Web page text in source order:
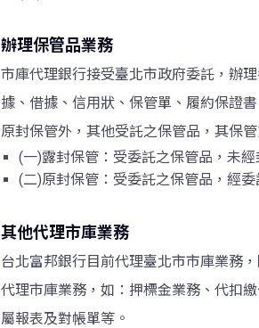
辦理保管品業務
市庫代理銀行接受臺北市政府委託，辦
據、借據、信用狀、保管單、履約保證
原封保管外，其他受託之保管品，其保
(一)露封保管：受委託之保管品，未經
(二)原封保管：受委託之保管品，經
其他代理市庫業務
台北富邦銀行目前代理臺北市市庫業務
代理市庫業務，如：押標金業務、代扣
屬報表及對帳單等。